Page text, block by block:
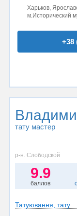
Харьков,
м.Исторический
+38
тату мастер
р-н. Слободской
9.9
баллов
Татуювання, тату